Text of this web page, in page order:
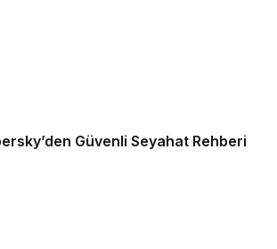
Güvenli Seyahat Rehberi